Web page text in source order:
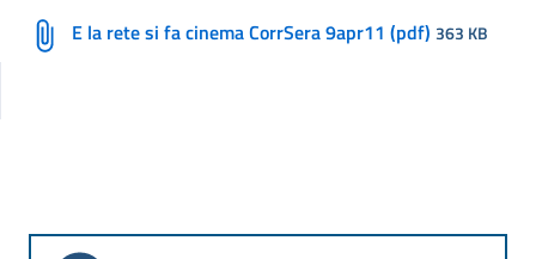
E la rete si fa cinema CorrSera 9apr11 (pdf) 363 KB